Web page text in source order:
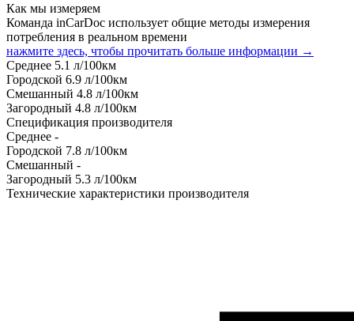
Как мы измеряем
Команда inCarDoc использует общие методы измерения
потребления в реальном времени
нажмите здесь, чтобы прочитать больше информации →
Среднее 5.1 л/100км
Городской 6.9 л/100км
Смешанный 4.8 л/100км
Загородный 4.8 л/100км
Спецификация производителя
Среднее -
Городской 7.8 л/100км
Смешанный -
Загородный 5.3 л/100км
Технические характеристики производителя